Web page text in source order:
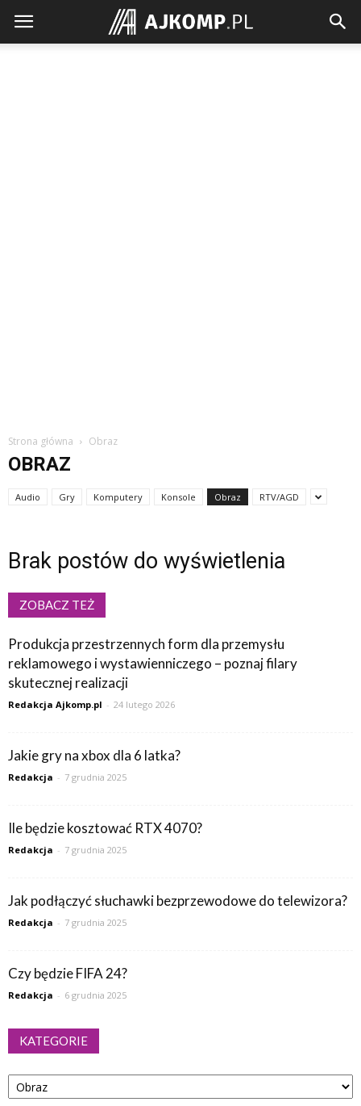
Ajkomp.pl
Strona główna Obraz
OBRAZ
Audio Gry Komputery Konsole Obraz RTV/AGD
Brak postów do wyświetlenia
ZOBACZ TEŻ
Produkcja przestrzennych form dla przemysłu
reklamowego i wystawienniczego – poznaj filary
skutecznej realizacji
Redakcja Ajkomp.pl - 24 lutego 2026
Jakie gry na xbox dla 6 latka?
Redakcja - 7 grudnia 2025
Ile będzie kosztować RTX 4070?
Redakcja - 7 grudnia 2025
Jak podłączyć słuchawki bezprzewodowe do telewizora?
Redakcja - 7 grudnia 2025
Czy będzie FIFA 24?
Redakcja - 6 grudnia 2025
KATEGORIE
Kategorie